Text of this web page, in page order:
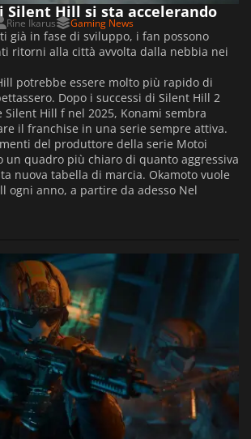
Silent Hill si sta accelerando
Rine Ikarus Gaming News
già in fase di sviluppo, i fan possono
ritorni alla città avvolta dalla nebbia nei
potrebbe essere molto più rapido di
Dopo i successi di Silent Hill 2
Silent Hill f nel 2025, Konami sembra
il franchise in una serie sempre attiva.
del produttore della serie Motoi
un quadro più chiaro di quanto aggressiva
nuova tabella di marcia. Okamoto vuole
ogni anno, a partire da adesso Nel